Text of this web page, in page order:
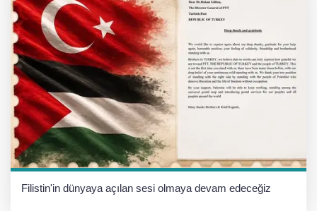
Filistin'in dünyaya açılan sesi olmaya devam edeceğiz